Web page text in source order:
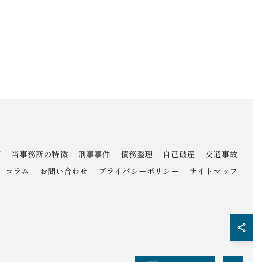
当事務所の特徴 刑事事件 債務整理 自己破産
交通事故
コラム お問い合わせ プライバシーポリシー サイトマップ